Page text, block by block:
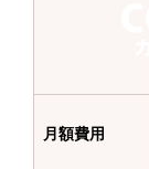
月額費用